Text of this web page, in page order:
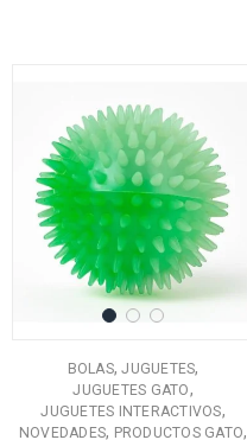
BOLAS,JUGUETES,
JUGUETES GATO,
JUGUETES INTERACTIVOS,
NOVEDADES, PRODUCTOS GATO,